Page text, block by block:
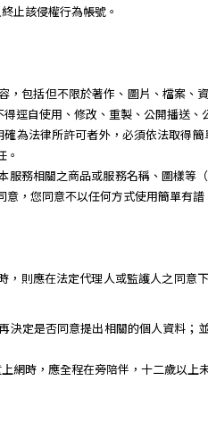
止該侵權行為帳號。
包括但不限於著作、圖片、檔案
逕自使用、修改、重製、公開播送
為法律所許可者外，必須依法取得
。
務相關之商品或服務名稱、圖樣
，您同意不以任何方式使用簡單有譜
則應在法定代理人或監護人之同
決定是否同意提出相關的個人資料
網時，應全程在旁陪伴，十二歲以上